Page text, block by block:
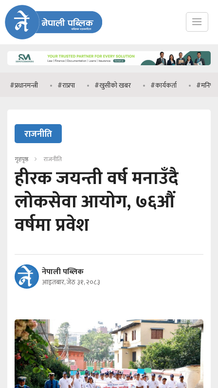
#राप्रपा #खुसीको खबर #कार्यकर्ता #मनिष झा
राजनीति
गृहपृष्ठ राजनीति
हीरक जयन्ती वर्ष मनाउँदै
लोकसेवा आयोग, ७६औं
वर्षमा प्रवेश
नेपाली पब्लिक
आइतबार, जेठ ३१, २०८३